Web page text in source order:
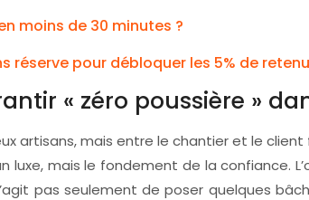
moins de 30 minutes ?
réserve pour débloquer les 5% de
« zéro poussière »
artisans, mais entre le chantier et le
luxe, mais le fondement de la confiance.
pas seulement de poser quelques